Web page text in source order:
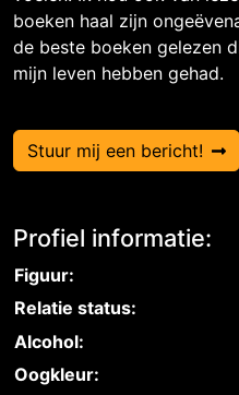
boeken haal zijn
de beste boeken gelezen
mijn leven hebben gehad.
Stuur mij een bericht!
Profiel informatie:
Figuur:
Relatie status:
Alcohol:
Oogkleur: